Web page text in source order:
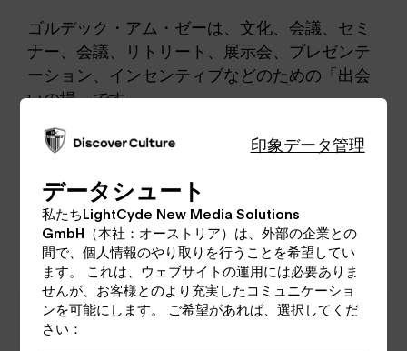
ゴルデック・アム・ゼーは、文化、会議、セミ
ナー、会議、リトリート、展示会、プレゼンテ
ーション、インセンティブなどのための「出会
いの場」です。
絵のように美しい城とのどかな環境は、あらゆ
す。ゴルデッグ城に来る理由は、数え上げれば
きりがありません。
印象データ管理
データシュート
私たちLightCyde New Media Solutions
GmbH（本社：オーストリア）は、外部の企業との
間で、個人情報のやり取りを行うことを希望してい
ます。 これは、ウェブサイトの運用には必要ありま
せんが、お客様とのより充実したコミュニケーショ
ンを可能にします。 ご希望があれば、選択してくだ
さい：